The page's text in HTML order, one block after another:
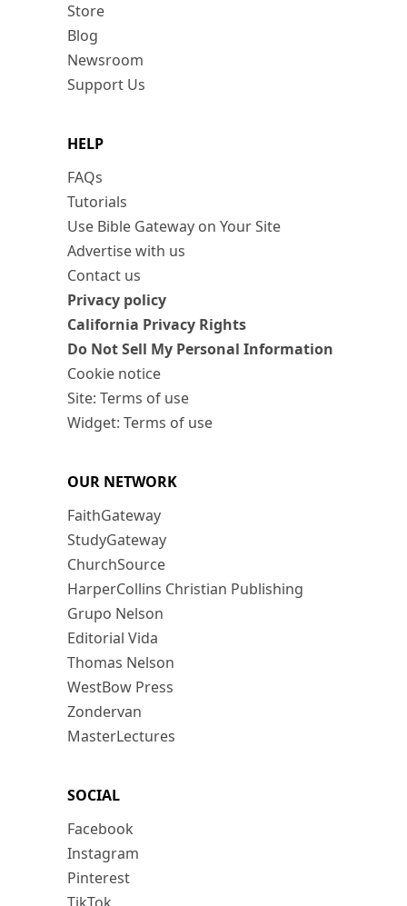
Store
Blog
Newsroom
Support Us
HELP
FAQs
Tutorials
Use Bible Gateway on Your Site
Advertise with us
Contact us
Privacy policy
California Privacy Rights
Do Not Sell My Personal Information
Cookie notice
Site: Terms of use
Widget: Terms of use
OUR NETWORK
FaithGateway
StudyGateway
ChurchSource
HarperCollins Christian Publishing
Grupo Nelson
Editorial Vida
Thomas Nelson
WestBow Press
Zondervan
MasterLectures
SOCIAL
Facebook
Instagram
Pinterest